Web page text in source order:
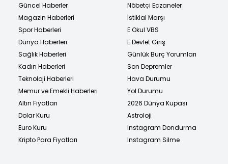
Güncel Haberler
Magazin Haberleri
Spor Haberleri
Dünya Haberleri
Sağlık Haberleri
Kadın Haberleri
Teknoloji Haberleri
Memur ve Emekli Haberleri
Altın Fiyatları
Dolar Kuru
Euro Kuru
Kripto Para Fiyatları
Nöbetçi Eczaneler
İstiklal Marşı
E Okul VBS
E Devlet Giriş
Günlük Burç Yorumları
Son Depremler
Hava Durumu
Yol Durumu
2026 Dünya Kupası
Astroloji
Instagram Dondurma
Instagram Silme